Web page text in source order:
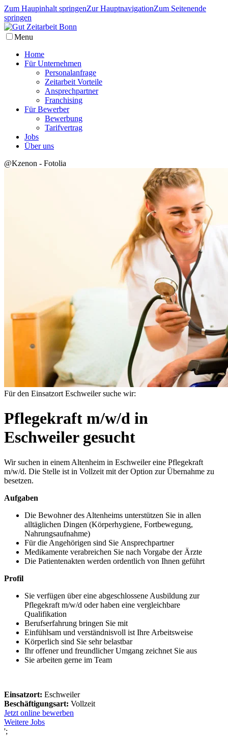
Zum Haupinhalt springenZur HauptnavigationZum Seitenende
springen
Menu
Home
Für Unternehmen
Personalanfrage
Zeitarbeit Vorteile
Ansprechpartner
Franchising
Für Bewerber
Bewerbung
Tarifvertrag
Jobs
Über uns
@Kzenon - Fotolia
Für den Einsatzort Eschweiler suche wir:
Pflegekraft m/w/d in
Eschweiler gesucht
Wir suchen in einem Altenheim in Eschweiler eine Pflegekraft
m/w/d. Die Stelle ist in Vollzeit mit der Option zur Übernahme zu
besetzen.
Aufgaben
Die Bewohner des Altenheims unterstützen Sie in allen
alltäglichen Dingen (Körperhygiene, Fortbewegung,
Nahrungsaufnahme)
Für die Angehörigen sind Sie Ansprechpartner
Medikamente verabreichen Sie nach Vorgabe der Ärzte
Die Patientenakten werden ordentlich von Ihnen geführt
Profil
Sie verfügen über eine abgeschlossene Ausbildung zur
Pflegekraft m/w/d oder haben eine vergleichbare
Qualifikation
Berufserfahrung bringen Sie mit
Einfühlsam und verständnisvoll ist Ihre Arbeitsweise
Körperlich sind Sie sehr belastbar
Ihr offener und freundlicher Umgang zeichnet Sie aus
Sie arbeiten gerne im Team
Einsatzort: Eschweiler
Beschäftigungsart: Vollzeit
Jetzt online bewerben
Weitere Jobs
';